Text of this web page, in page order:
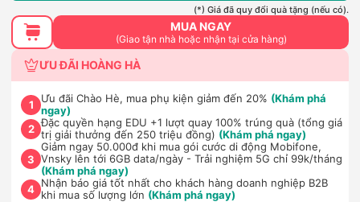
(*) Giá đã quy đổi quà tặng (nếu có).
MUA NGAY
(Giao tận nhà hoặc nhận tại cửa hàng)
ƯU ĐÃI HOÀNG HÀ
1 Ưu đãi Chào Hè, mua phụ kiện giảm đến 20% (Khám phá
ngay)
2 Đặc quyền hạng EDU +1 lượt quay 100% trúng quà (tổng giá
trị giải thưởng đến 250 triệu đồng) (Khám phá ngay)
3
Giảm ngay 50.000đ khi mua gói cước di động Mobifone,
Vnsky lên tới 6GB data/ngày - Trải nghiệm 5G chỉ 99k/tháng
(Khám phá ngay)
4 Nhận báo giá tốt nhất cho khách hàng doanh nghiệp B2B
khi mua số lượng lớn (Khám phá ngay)